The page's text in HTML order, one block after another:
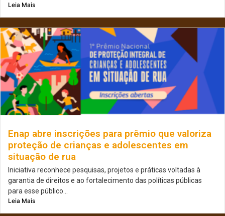
Leia Mais
Enap abre inscrições para prêmio que valoriza
proteção de crianças e adolescentes em
situação de rua
Iniciativa reconhece pesquisas, projetos e práticas voltadas à
garantia de direitos e ao fortalecimento das políticas públicas
para esse público...
Leia Mais